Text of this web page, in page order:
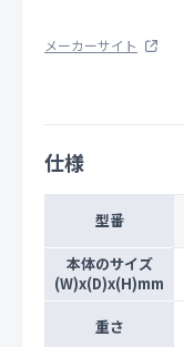
メーカーサイト
仕様
型番
本体のサイズ
(W)x(D)x(H)mm
重さ